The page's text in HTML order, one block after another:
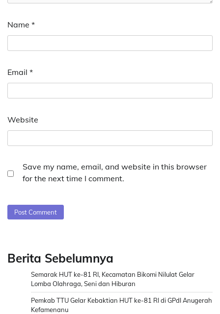
Name *
Email *
Website
Save my name, email, and website in this browser
for the next time I comment.
Berita Sebelumnya
Semarak HUT ke-81 RI, Kecamatan Bikomi Nilulat Gelar
Lomba Olahraga, Seni dan Hiburan
Pemkab TTU Gelar Kebaktian HUT ke-81 RI di GPdI Anugerah
Kefamenanu